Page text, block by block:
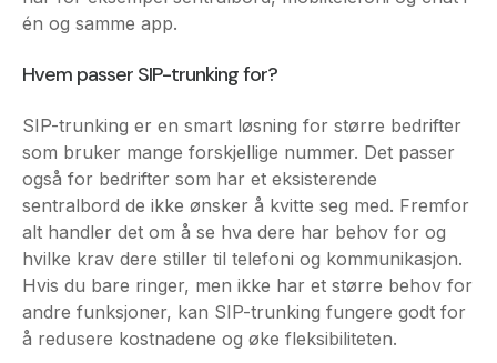
som bruker mange forskjellige nummer. Det passer
sentralbord de ikke ønsker å kvitte seg med. Fremfor
alt handler det om å se hva dere har behov for og
hvilke krav dere stiller til telefoni og kommunikasjon.
Hvis du bare ringer, men ikke har et større behov for
andre funksjoner, kan SIP-trunking fungere godt for
å redusere kostnadene og øke fleksibiliteten.
Ofte stilte spørsmål og svar om SIP-
trunking